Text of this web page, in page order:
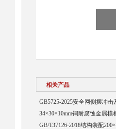
相关产品
GB5725-2025安全网侧摆冲
34×30×10mm铜耐腐蚀金属模
GB/T37126-2018结构装配